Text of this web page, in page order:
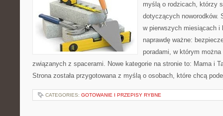
myślą o rodzicach, którzy
dotyczących noworodków.
w pierwszych miesiącach
naprawdę ważne:
poradami, w którym
związanych z spacerami. Nowe kategorie na stronie to: Mama i
Strona została przygotowana z myślą o osobach, które chcą
CATEGORIES: GOTOWANIE I PRZEPISY RYBNE